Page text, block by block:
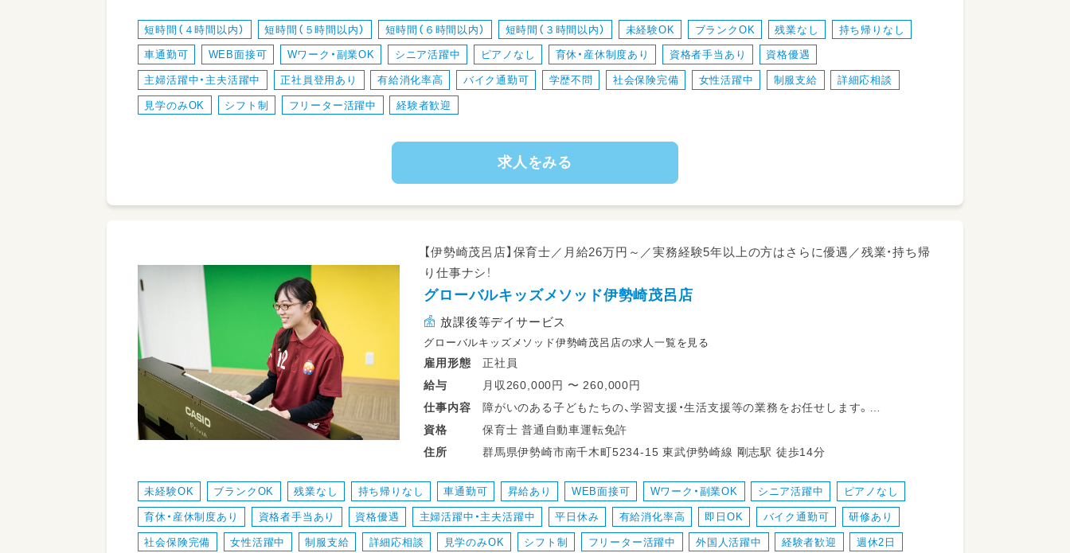
短時間（４時間以内） 短時間（５時間以内） 短時間（６時間以内） 短時間（３時間以内） 未経験OK ブランクOK 残業なし 持ち帰りなし
車通勤可 WEB面接可 Wワーク・副業OK シニア活躍中 ピアノなし 育休・産休制度あり 資格者手当あり 資格優遇
主婦活躍中・主夫活躍中 正社員登用あり 有給消化率高 バイク通勤可 学歴不問 社会保険完備 女性活躍中 制服支給 詳細応相談
見学のみOK シフト制 フリーター活躍中 経験者歓迎
求人をみる
【伊勢崎茂呂店】保育士／月給26万円～／実務経験5年以上の方はさらに優遇／残業・持ち帰
り仕事ナシ！
グローバルキッズメソッド伊勢崎茂呂店
放課後等デイサービス
グローバルキッズメソッド伊勢崎茂呂店の求人一覧を見る
雇用形態
正社員
給与
月収260,000円 〜 260,000円
仕事内容
障がいのある子どもたちの、学習支援・生活支援等の業務をお任せします。
・少人数保育で１名につき２～３名対応
・持ち帰り仕事、残業ナシ！子育て中のスタッフも多数活躍中！
・児童のみならずご家族へのケアもサービスの一環として取り組みをしています。
・ワークバランスを重視した運営をしています。
資格
保育士 普通自動車運転免許
住所
群馬県伊勢崎市南千木町5234-15 東武伊勢崎線 剛志駅 徒歩14分
未経験OK ブランクOK 残業なし 持ち帰りなし 車通勤可 昇給あり WEB面接可 Wワーク・副業OK シニア活躍中 ピアノなし
育休・産休制度あり 資格者手当あり 資格優遇 主婦活躍中・主夫活躍中 平日休み 有給消化率高 即日OK バイク通勤可 研修あり
社会保険完備 女性活躍中 制服支給 詳細応相談 見学のみOK シフト制 フリーター活躍中 外国人活躍中 経験者歓迎 週休2日